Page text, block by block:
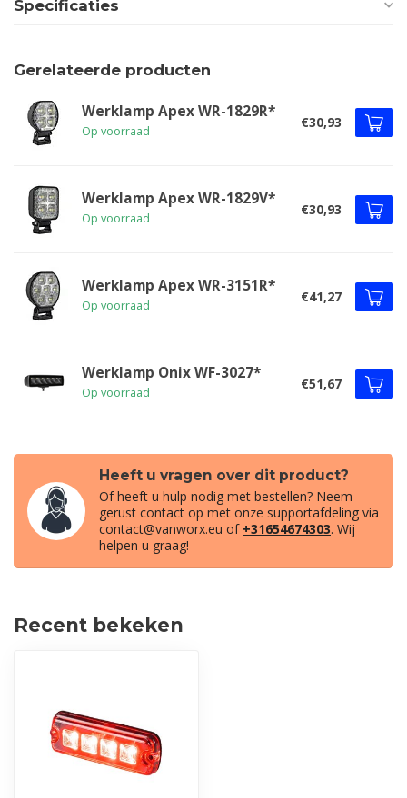
Specificaties
Gerelateerde producten
Werklamp Apex WR-1829R*
Op voorraad
€30,93
Werklamp Apex WR-1829V*
Op voorraad
€30,93
Werklamp Apex WR-3151R*
Op voorraad
€41,27
Werklamp Onix WF-3027*
Op voorraad
€51,67
Heeft u vragen over dit product?
Of heeft u hulp nodig met bestellen? Neem
gerust contact op met onze supportafdeling via
contact@vanworx.eu of +31654674303. Wij
helpen u graag!
Recent bekeken